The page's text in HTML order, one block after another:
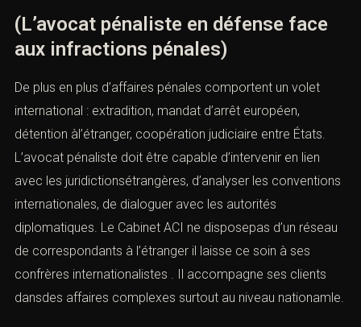
(L’avocat pénaliste en défense face
aux infractions pénales)
De plus en plus d’affaires pénales comportent un volet
international : extradition, mandat d’arrêt européen,
détention àl’étranger, coopération judiciaire entre États.
L’avocat pénaliste doit être capable d’intervenir en lien
avec les juridictionsétrangères, d’analyser les conventions
internationales, de dialoguer avec les autorités
diplomatiques. Le Cabinet ACI ne disposepas d’un réseau
de correspondants à l’étranger il laisse ce soin à ses
confrères internationalistes . Il accompagne ses clients
dansdes affaires complexes surtout au niveau nationamle.